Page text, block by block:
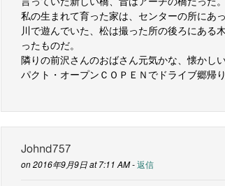
私の生まれて育った家は、センターの所にあ
川で遊んでいた、松は撮った所の後ろにある
ったものだ。
隣りの前沢さんのおばさん元気かな、懐かし
パクト・オープンＣＯＰＥＮでドライブ郷帰り
Johnd757
on 2016年9月9日 at 7:11 AM -返信